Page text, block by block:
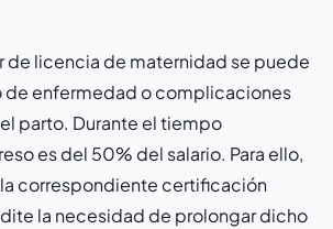
de licencia de maternidad se puede
de enfermedad o complicaciones
parto. Durante el tiempo
es del 50% del salario. Para ello,
correspondiente certificación
la necesidad de prolongar dicho